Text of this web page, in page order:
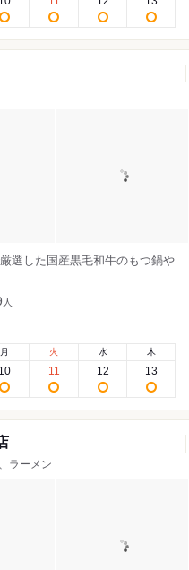
選した国産黒毛和牛のもつ鍋や
人
月
10
火
11
水
12
木
13
ラーメン